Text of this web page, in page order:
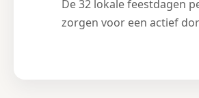
De 32 lokale feestdagen
zorgen voor een actief